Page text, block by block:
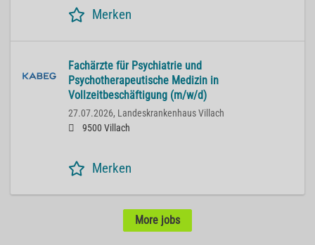
Merken
Fachärzte für Psychiatrie und
Psychotherapeutische Medizin in
Vollzeitbeschäftigung (m/w/d)
27.07.2026, Landeskrankenhaus Villach
9500 Villach
Merken
More jobs